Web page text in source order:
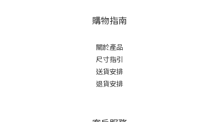
購物指南
關於產品
尺寸指引
送貨安排
退貨安排